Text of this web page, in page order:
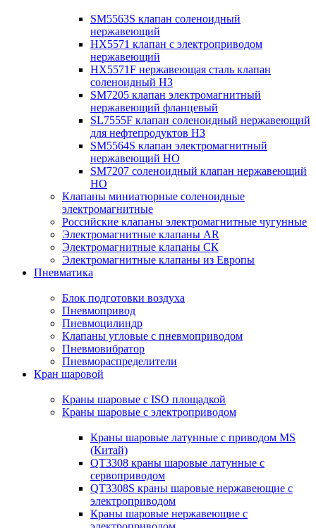
SM5563S клапан соленоидный
нержавеющий
HX5571 клапан с электроприводом
нержавеющий
HX5571F нержавеющая сталь клапан
соленоидный НЗ
SM7205 клапан электромагнитный
нержавеющий фланцевый
SL7555F клапан соленоидный нержавеющий
для нефтепродуктов НЗ
SM5564S клапан электромагнитный
нержавеющий НО
SM7207 соленоидный клапан нержавеющий
НО
Клапаны миниатюрные соленоидные
электромагнитные
Российские клапаны электромагнитные чугунные
Электромагнитные клапаны AR
Электромагнитные клапаны СК
Электромагнитные клапаны из Европы
Пневматика
Блок подготовки воздуха
Пневмопривод
Пневмоцилиндр
Клапаны угловые с пневмоприводом
Пневмовибратор
Пневмораспределители
Кран шаровой
Краны шаровые с ISO площадкой
Краны шаровые с электроприводом
Краны шаровые латунные с приводом MS
(Китай)
QT3308 краны шаровые латунные с
сервоприводом
QT3308S краны шаровые нержавеющие с
электроприводом
Краны шаровые нержавеющие с